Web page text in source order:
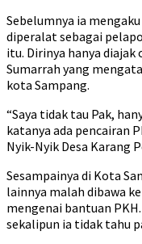
Sebelumnya ia
diperalat sebagai
itu. Dirinya hanya
Sumarrah yang
kota Sampang.
“Saya tidak tau Pak,
katanya ada pencairan
Nyik-Nyik Desa Karang
Sesampainya di Kota
lainnya malah dibawa
mengenai bantuan
sekalipun ia tidak tahu